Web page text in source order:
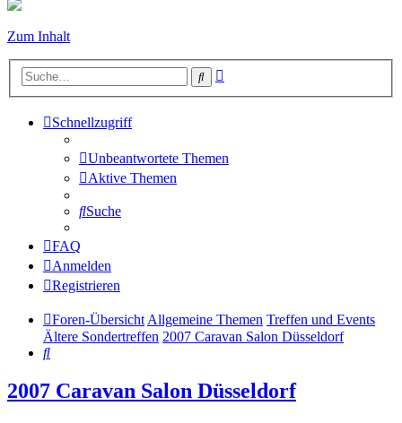
Zum Inhalt
Suche
Schnellzugriff
Unbeantwortete Themen
Aktive Themen
Suche
FAQ
Anmelden
Registrieren
Foren-ÜbersichtAllgemeine Themen Treffen und Events
Ältere Sondertreffen 2007 Caravan Salon Düsseldorf
Suche
2007 Caravan Salon Düsseldorf